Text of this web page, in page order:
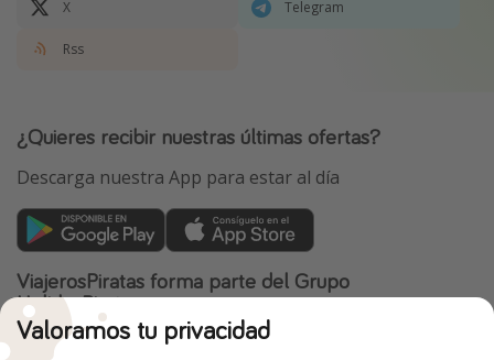
X Telegram
Rss
¿Quieres recibir nuestras últimas ofertas?
Descarga nuestra App para estar al día
ViajerosPiratas forma parte del Grupo
HolidayPirates
Nuestros mercados
Valoramos tu privacidad